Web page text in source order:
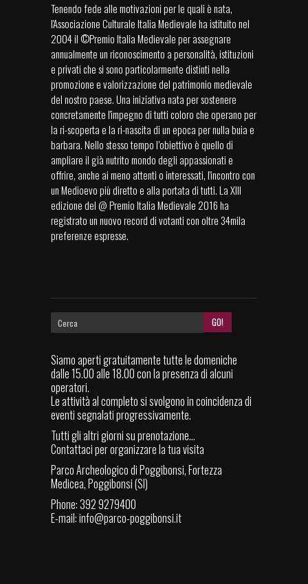
Tenendo fede alle motivazioni per le quali è nata,
l'Associazione Culturale Italia Medievale ha istituito nel
2004 il ©Premio Italia Medievale per assegnare
annualmente un riconoscimento a personalità, istituzioni
e privati che si sono particolarmente distinti nella
promozione e valorizzazione del patrimonio medievale
del nostro paese. Una iniziativa nata per sostenere
concretamente l'impegno di tutti coloro che operano per
la ri-scoperta e la ri-nascita di un epoca per nulla buia e
barbara. Nello stesso tempo l’obiettivo è quello di
ampliare il già nutrito mondo degli appassionati e
offrire, anche ai meno attenti o interessati, l'incontro con
un Medioevo più diretto e alla portata di tutti. La XIII
edizione del @ Premio Italia Medievale 2016 ha
registrato un nuovo record di votanti con oltre 34mila
preferenze espresse.
Siamo aperti gratuitamente tutte le domeniche
dalle 15.00 alle 18.00 con la presenza di alcuni
operatori.
Le attività al completo si svolgono in coincidenza di
eventi segnalati progressivamente.
Tutti gli altri giorni su prenotazione...
Contattaci per organizzare la tua visita
Parco Archeologico di Poggibonsi, Fortezza
Medicea, Poggibonsi (SI)
Phone: 392 9279400
E-mail:info@parco-poggibonsi.it